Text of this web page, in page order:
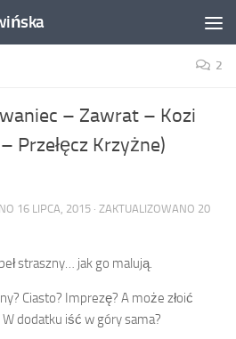
2
– Zawrat – Kozi
Przełęcz Krzyżne)
16 LIPCA, 2015 · ZAKTUALIZOWANO 20
straszny… jak go malują.
Ciasto? Imprezę? A może złoić
dodatku iść w góry sama?